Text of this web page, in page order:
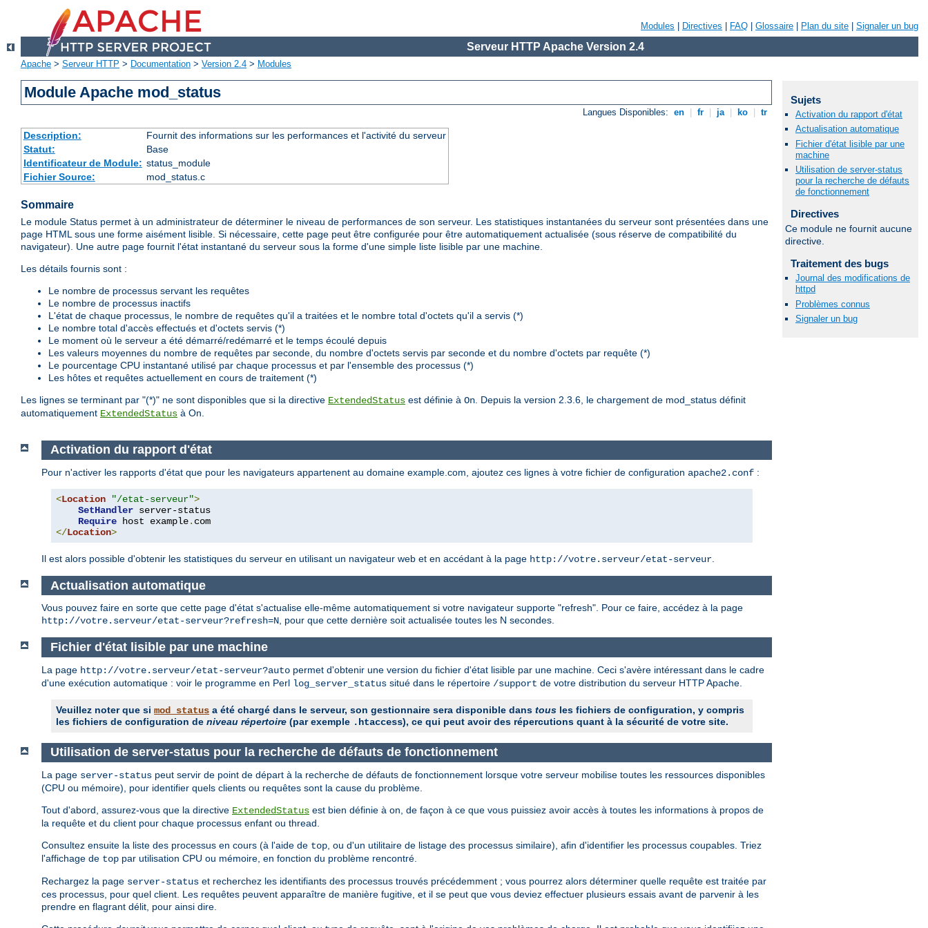
Modules Directives FAQ Glossaire Plan du site Signaler un bug
Serveur HTTP Apache Version 2.4
Apache > Serveur HTTP > Documentation > Version 2.4 > Modules
Module Apache mod_status
Langues Disponibles: en fr ja ko tr
Description:
Fournit des informations sur les performances et l'activité du serveur
Statut:
Base
Identificateur de Module: status_module
Fichier Source:
mod_status.c
Sommaire
Le module Status permet à un administrateur de déterminer le niveau de performances de son serveur. Les statistiques instantanées du serveur sont présentées dans une
page HTML sous une forme aisément lisible. Si nécessaire, cette page peut être configurée pour être automatiquement actualisée (sous réserve de compatibilité du
navigateur). Une autre page fournit l'état instantané du serveur sous la forme d'une simple liste lisible par une machine.
Les détails fournis sont :
Le nombre de processus servant les requêtes
Le nombre de processus inactifs
L'état de chaque processus, le nombre de requêtes qu'il a traitées et le nombre total d'octets qu'il a servis (*)
Le nombre total d'accès effectués et d'octets servis (*)
Le moment où le serveur a été démarré/redémarré et le temps écoulé depuis
Les valeurs moyennes du nombre de requêtes par seconde, du nombre d'octets servis par seconde et du nombre d'octets par requête (*)
Le pourcentage CPU instantané utilisé par chaque processus et par l'ensemble des processus (*)
Les hôtes et requêtes actuellement en cours de traitement (*)
Les lignes se terminant par "(*)" ne sont disponibles que si la directive ExtendedStatus est définie à On. Depuis la version 2.3.6, le chargement de mod_status définit
automatiquement ExtendedStatus à On.
Activation du rapport d'état
Pour n'activer les rapports d'état que pour les navigateurs appartenent au domaine example.com, ajoutez ces lignes à votre fichier de configuration apache2.conf :
<Location "/etat-serveur">
SetHandler server-status
Require host example.
</Location>
Il est alors possible d'obtenir les statistiques du serveur en utilisant un navigateur web et en accédant à la page http://votre.serveur/etat-serveur
Actualisation automatique
Vous pouvez faire en sorte que cette page d'état s'actualise elle-même automatiquement si votre navigateur supporte "refresh". Pour ce faire, accédez à la page
http://votre.serveur/etat-serveur?refresh=N, pour que cette dernière soit actualisée toutes les N secondes.
Fichier d'état lisible par une machine
La page http://votre.serveur/etat-serveur?auto permet d'obtenir une version du fichier d'état lisible par une machine. Ceci s'avère intéressant dans le cadre
d'une exécution automatique : voir le programme en Perl log_server_status situé dans le répertoire /support de votre distribution du serveur HTTP Apache.
Veuillez noter que si mod_status a été chargé dans le serveur, son gestionnaire sera disponible dans tous les fichiers de configuration, y compris
les fichiers de configuration de niveau répertoire (par exemple .htaccess), ce qui peut avoir des répercutions quant à la sécurité de votre site.
Utilisation de server-status pour la recherche de défauts de fonctionnement
La page server-status peut servir de point de départ à la recherche de défauts de fonctionnement lorsque votre serveur mobilise toutes les ressources disponibles
(CPU ou mémoire), pour identifier quels clients ou requêtes sont la cause du problème.
Tout d'abord, assurez-vous que la directive ExtendedStatus est bien définie à on, de façon à ce que vous puissiez avoir accès à toutes les informations à propos de
la requête et du client pour chaque processus enfant ou thread.
Consultez ensuite la liste des processus en cours (à l'aide de top , ou d'un utilitaire de listage des processus similaire), afin d'identifier les processus coupables. Triez
l'affichage de top par utilisation CPU ou mémoire, en fonction du problème rencontré.
Rechargez la page server-status et recherchez les identifiants des processus trouvés précédemment ; vous pourrez alors déterminer quelle requête est traitée par
ces processus, pour quel client. Les requêtes peuvent apparaître de manière fugitive, et il se peut que vous deviez effectuer plusieurs essais avant de parvenir à les
prendre en flagrant délit, pour ainsi dire.
Sujets
Activation du rapport d'état
Actualisation automatique
Fichier d'état lisible par une
machine
Utilisation de server-status
pour la recherche de défauts
de fonctionnement
Directives
Ce module ne fournit aucune
directive.
Traitement des bugs
Journal des modifications de
httpd
Problèmes connus
Signaler un bug